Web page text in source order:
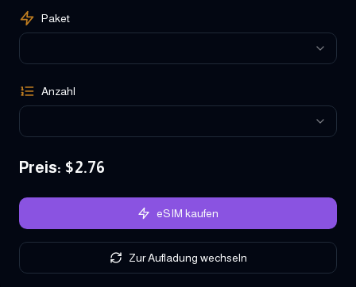
Paket
Anzahl
Preis: $2.76
eSIM kaufen
Zur Aufladung wechseln